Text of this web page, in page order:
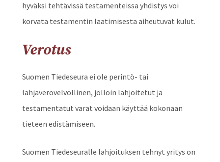
hyväksi tehtävissä testamenteissa yhdistys voi
korvata testamentin laatimisesta aiheutuvat kulut.
Verotus
Suomen Tiedeseura ei ole perintö- tai
lahjaverovelvollinen, jolloin lahjoitetut ja
testamentatut varat voidaan käyttää kokonaan
tieteen edistämiseen.
Suomen Tiedeseuralle lahjoituksen tehnyt yritys on